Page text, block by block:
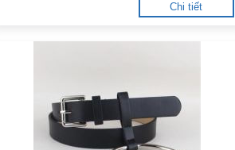
Chi tiết